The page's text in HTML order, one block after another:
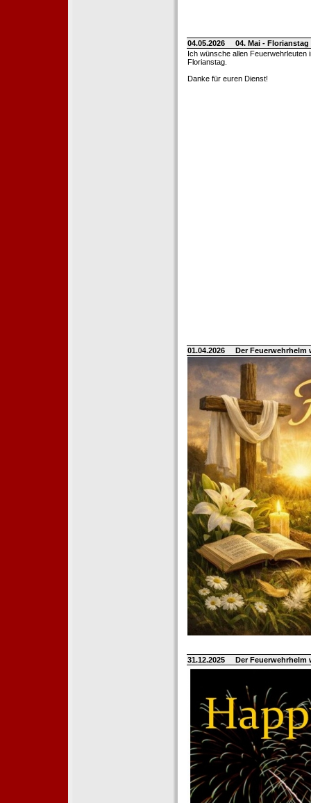
04.05.2026
04. Mai -
Ich wünsche allen Feuerwehrleuten
Florianstag.
Danke für euren Dienst!
01.04.2026 Der
31.12.2025 Der